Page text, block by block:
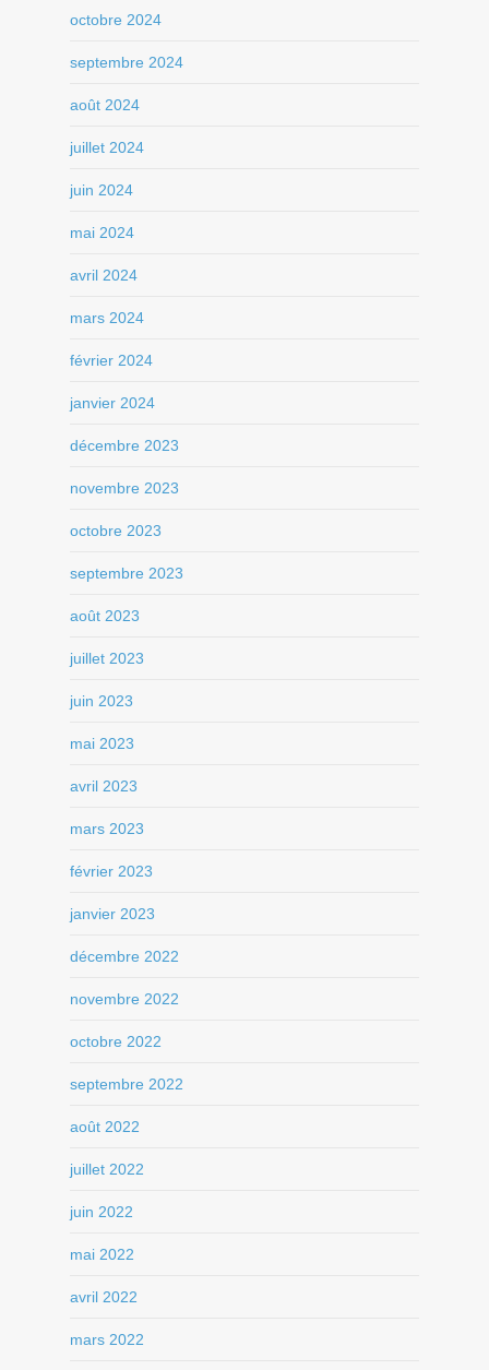
octobre 2024
septembre 2024
août 2024
juillet 2024
juin 2024
mai 2024
avril 2024
mars 2024
février 2024
janvier 2024
décembre 2023
novembre 2023
octobre 2023
septembre 2023
août 2023
juillet 2023
juin 2023
mai 2023
avril 2023
mars 2023
février 2023
janvier 2023
décembre 2022
novembre 2022
octobre 2022
septembre 2022
août 2022
juillet 2022
juin 2022
mai 2022
avril 2022
mars 2022